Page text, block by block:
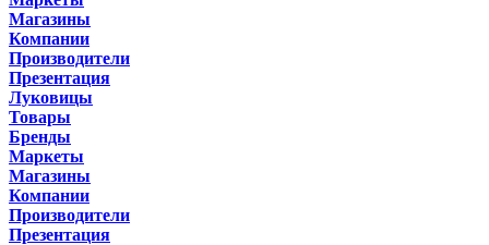
Магазины
Компании
Производители
Презентация
Луковицы
Товары
Бренды
Маркеты
Магазины
Компании
Производители
Презентация